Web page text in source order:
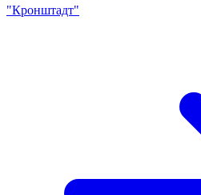
"Кронштадт"